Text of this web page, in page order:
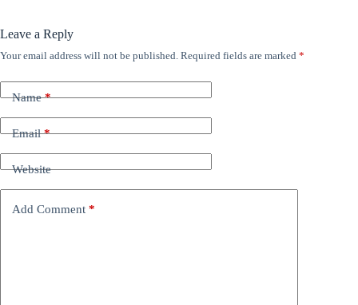
Leave a Reply
Your email address will not be published. Required fields are marked *
Name*
Email*
Website
Add Comment *